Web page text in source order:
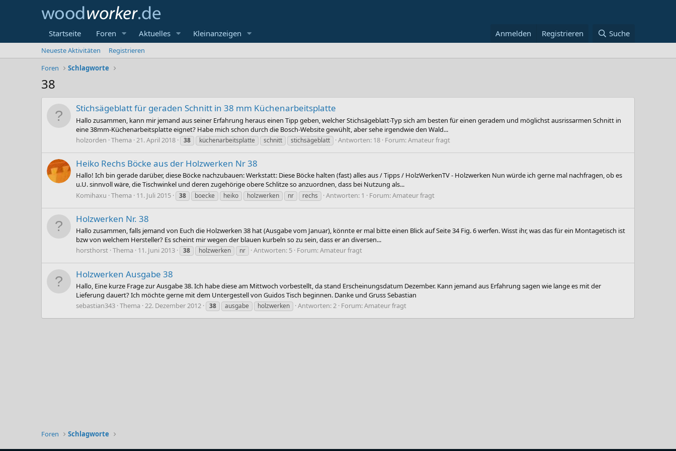
Startseite Foren Aktuelles Kleinanzeigen Anmelden Registrieren Suche
Neueste Aktivitäten
Registrieren
Foren
Schlagworte
38
Stichsägeblatt für geraden Schnitt in 38 mm Küchenarbeitsplatte
Hallo zusammen, kann mir jemand aus seiner Erfahrung heraus einen Tipp geben, welcher Stichsägeblatt-Typ sich am besten für einen geradem und möglichst ausrissarmen Schnitt in
eine 38mm-Küchenarbeitsplatte eignet? Habe mich schon durch die Bosch-Website gewühlt, aber sehe irgendwie den Wald...
holzorden Thema 21. April 2018 38 küchenarbeitsplatte schnitt stichsägeblatt Antworten: 18 Forum:Amateur fragt
Heiko Rechs Böcke aus der Holzwerken Nr 38
Hallo! Ich bin gerade darüber, diese Böcke nachzubauen: Werkstatt: Diese Böcke halten (fast) alles aus / Tipps / HolzWerkenTV - Holzwerken Nun würde ich gerne mal nachfragen, ob es
u.U. sinnvoll wäre, die Tischwinkel und deren zugehörige obere Schlitze so anzuordnen, dass bei Nutzung als...
Komihaxu Thema 11. Juli 2015 38 boecke heiko holzwerken nr rechs Antworten: 1 Forum:Amateur fragt
Holzwerken Nr. 38
Hallo zusammen, falls jemand von Euch die Holzwerken 38 hat (Ausgabe vom Januar), könnte er mal bitte einen Blick auf Seite 34 Fig. 6 werfen. Wisst ihr, was das für ein Montagetisch ist
bzw von welchem Hersteller? Es scheint mir wegen der blauen kurbeln so zu sein, dass er an diversen...
horsthorst Thema 11. Juni 2013 38 holzwerken nr Antworten: 5 Forum:Amateur fragt
Holzwerken Ausgabe 38
Hallo, Eine kurze Frage zur Ausgabe 38. Ich habe diese am Mittwoch vorbestellt, da stand Erscheinungsdatum Dezember. Kann jemand aus Erfahrung sagen wie lange es mit der
Lieferung dauert? Ich möchte gerne mit dem Untergestell von Guidos Tisch beginnen. Danke und Gruss Sebastian
sebastian343 Thema 22. Dezember 2012 38 ausgabe holzwerken Antworten: 2 Forum:Amateur fragt
Foren Schlagworte